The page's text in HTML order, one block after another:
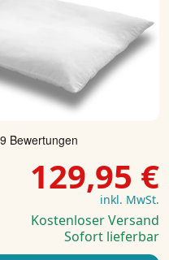
129,95 €
inkl. MwSt.
Kostenloser Versand
Sofort lieferbar